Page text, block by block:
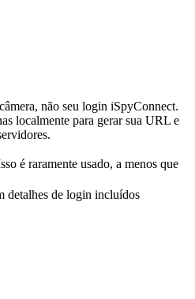
não seu login iSpyConnect.
localmente para gerar sua URL e
é raramente usado, a menos que
detalhes de login incluídos